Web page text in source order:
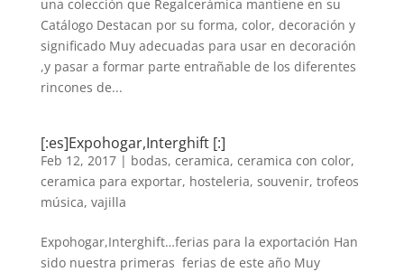
una colección que Regalcerámica mantiene en su
Catálogo Destacan por su forma, color, decoración y
significado Muy adecuadas para usar en decoración
,y pasar a formar parte entrañable de los diferentes
rincones de...
[:es]Expohogar,Interghift [:]
Feb 12, 2017| bodas, ceramica, ceramica con color,
ceramica para exportar, hosteleria, souvenir, trofeos
música, vajilla
Expohogar,Interghift…ferias para la exportación Han
sido nuestra primeras ferias de este año Muy